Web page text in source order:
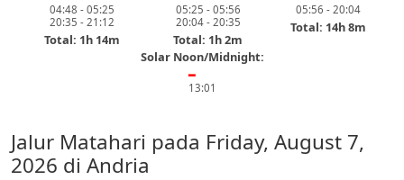
04:48 - 05:25
20:35 - 21:12
Total: 1h 14m
05:25 - 05:56
20:04 - 20:35
Total: 1h 2m
05:56 - 20:04
Total: 14h 8m
Solar Noon/Midnight:
━
13:01
Jalur Matahari pada Friday, August 7,
2026 di Andria